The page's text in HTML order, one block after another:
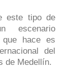
este tipo de
escenario
que hace es
del
de Medellín.